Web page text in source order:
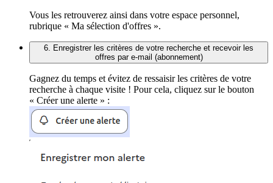
Vous les retrouverez ainsi dans votre espace personnel,
rubrique « Ma sélection d'offres ».
6. Enregistrer les critères de votre recherche et recevoir les
offres par e-mail (abonnement)
Gagnez du temps et évitez de ressaisir les critères de votre
recherche à chaque visite ! Pour cela, cliquez sur le bouton
« Créer une alerte » :